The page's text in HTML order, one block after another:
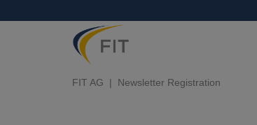
FIT AG Newsletter Registration